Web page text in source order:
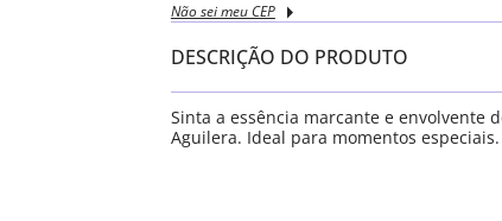
Não sei meu CEP
DESCRIÇÃO DO PRODUTO
Sinta a essência marcante e envolvente
Aguilera. Ideal para momentos especiais.